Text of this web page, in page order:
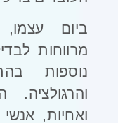
ביום
מרווחות
נוספות
ואחיות,